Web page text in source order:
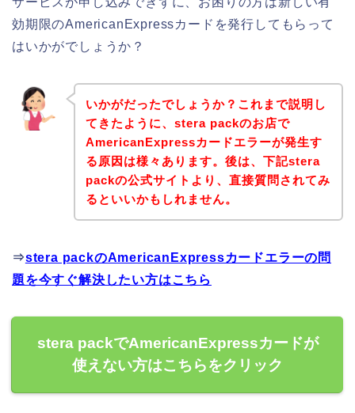
効期限のAmericanExpressカードを発行してもらって
はいかがでしょうか？
いかがだったでしょうか？これまで説明し
てきたように、stera packのお店で
AmericanExpressカードエラーが発生す
る原因は様々あります。後は、下記stera
packの公式サイトより、直接質問されてみ
るといいかもしれません。
⇒stera packのAmericanExpressカードエラーの問
題を今すぐ解決したい方はこちら
stera packでAmericanExpressカードが
使えない方はこちらをクリック